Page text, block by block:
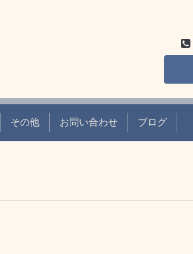
その他 お問い合わせ ブログ